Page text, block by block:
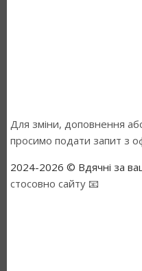
Для зміни, доповнення
просимо подати запит з
2024-2026 © Вдячні за
стосовно сайту 📧